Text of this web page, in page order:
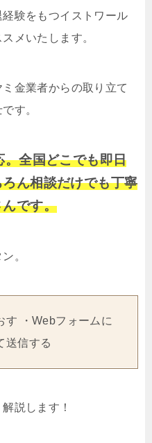
験をもつイストワール
メいたします。
金業者からの取り立て
す。
全国どこでも即日
ん相談だけでも丁寧
です。
。
す ・Webフォームに
送信する
説します！